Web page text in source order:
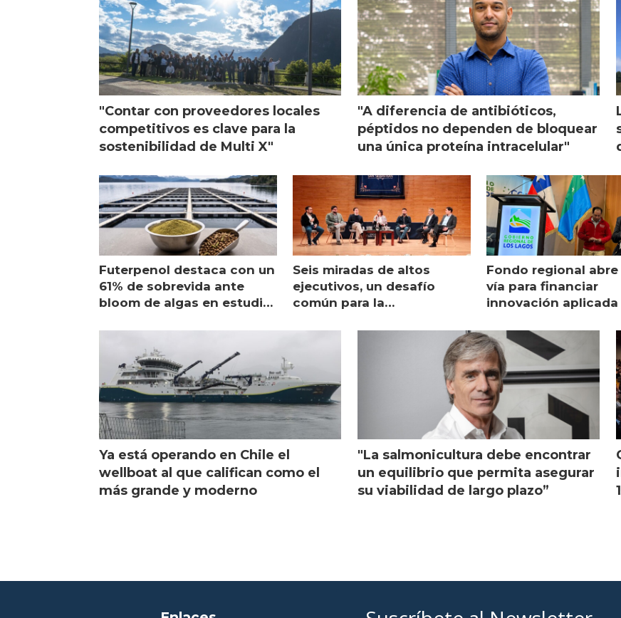
"Contar con proveedores locales
competitivos es clave para la
sostenibilidad de Multi X"
"A diferencia de antibióticos,
péptidos no dependen de bloquear
una única proteína intracelular"
Futerpenol destaca con un
61% de sobrevida ante
bloom de algas en estudio
Seis miradas de altos
ejecutivos, un desafío
común para la
Fondo regional abre
vía para financiar
innovación aplicada
Ya está operando en Chile el
wellboat al que califican como el
más grande y moderno
"La salmonicultura debe encontrar
un equilibrio que permita asegurar
su viabilidad de largo plazo”